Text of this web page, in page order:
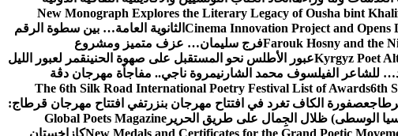
New Monograph Explores the Literary Legacy of Ousha bint
Cinema Innovation Project and Opens الثانوية العامة… بين سطوة الرقم
Farouk Hosny and theفرج سليمان… عزف متميز ومشروع
Kyrgyz Poetعبور الأطلس نحو المستقبل على صهوة الحنينقمر لعبور الليل
للشاعر الفيلسوف محمد الشارنيمروة ناجي.. مفاجأة مهرجان دڨة
The 6th Silk Road International Poetry Festival List of Awards6th
عصفورة الكاف تغرد في افتتاح مهرجان بنزرتفي افتتاح مهرجان قرطاج:
الوسطى) ظلال الجِمال على طريق الحرير Global Poets Magazine